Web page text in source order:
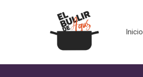
Inicio